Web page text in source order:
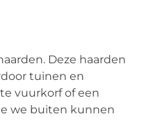
Deze haarden
tuinen en
vuurkorf of een
we buiten kunnen